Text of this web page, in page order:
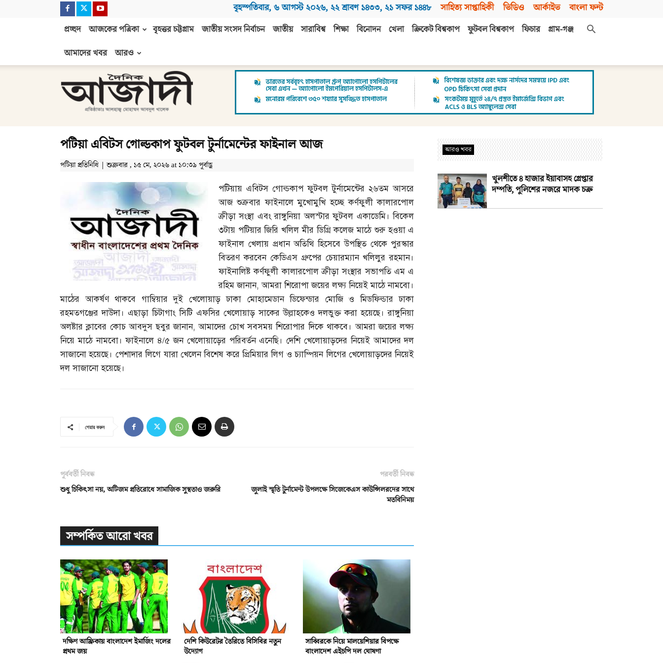
বৃহস্পতিবার, ৬ আগস্ট ২০২৬, ২২ শ্রাবণ ১৪৩৩, ২১ সফর ১৪৪৮ সাহিত্য সাপ্তাহিকী ভিডিও আর্কাইভ বাংলা ফন্ট
প্রচ্ছদ আজকের পত্রিকা বৃহত্তর চট্টগ্রাম জাতীয় সংসদ নির্বাচন জাতীয় সারাবিশ্ব শিক্ষা বিনোদন খেলা ক্রিকেট বিশ্বকাপ ফুটবল বিশ্বকাপ ফিচার
গ্রাম-গঞ্জ
আমাদের খবর
আরও
আজাদী
পটিয়া এবিটস গোল্ডকাপ ফুটবল টুর্নামেন্টের ফাইনাল আজ
পটিয়া প্রতিনিধি | শুক্রবার , ১৫ মে, ২০২৬ at ১০:৩৯ পূর্বাহ্ণ
পটিয়ায় এবিটস গোল্ডকাপ ফুটবল টুর্নামেন্টের ২৬তম আসরে
আজ শুক্রবার ফাইনালে মুখোমুখি হচ্ছে কর্ণফুলী কালারপোল
ক্রীড়া সংস্থা এবং রাঙ্গুনিয়া অলস্টার ফুটবল একাডেমি। বিকেল
৩টায় পটিয়ার জিরি খলিল মীর ডিগ্রি কলেজ মাঠে শুরু হওয়া এ
ফাইনাল খেলায় প্রধান অতিথি হিসেবে উপস্থিত থেকে পুরস্কার
বিতরণ করবেন কেডিএস গ্রুপের চেয়ারম্যান খলিলুর রহমান।
ফাইনালিষ্ট কর্ণফুলী কালারপোল ক্রীড়া সংস্থার সভাপতি এম এ
রহিম জানান,আমরা শিরোপা জয়ের লক্ষ্য নিয়েই মাঠে নামবো।
মাঠের আকর্ষণ থাকবে গাম্বিয়ার দুই খেলোয়াড় ঢাকা মোহামেডান ডিফেন্ডার মোজি ও মিডফিল্ডার ঢাকা
রহমতগঞ্জের দাউদা। এছাড়া চিটাগাং সিটি এফসির খেলোয়াড় সাকের উল্লাহকেও দলভুক্ত করা হয়েছে। রাঙ্গুনিয়া
অলষ্টার ক্লাবের কোচ আবদুস ছবুর জানান,আমাদের চোখ সবসময় শিরোপার দিকে থাকবে। আমরা জয়ের লক্ষ্য
নিয়ে মাঠে নামবো। ফাইনালে ৪/৫ জন খেলোয়াড়ের পরিবর্তন এনেছি। দেশি খেলোয়াড়দের নিয়েই আমাদের দল
সাজানো হয়েছে। পেশাদার লিগে যারা খেলেন বিশেষ করে প্রিমিয়ার লিগ ও চ্যাম্পিয়ন লিগের খেলোয়াড়দের নিয়েই
দল সাজানো হয়েছে।
শেয়ার করুন
পূর্ববর্তী নিবন্ধ
শুধু চিকিৎসা নয়, অটিজম প্রতিরোধে সামাজিক সুস্থতাও জরুরি
পরবর্তী নিবন্ধ
জুলাই স্মৃতি টুর্নামেন্ট উপলক্ষে সিজেকেএস কাউন্সিলরদের সাথে
মতবিনিময়
সম্পর্কিত আরো খবর
দক্ষিণ আফ্রিকায় বাংলাদেশ ইমার্জিং দলের
প্রথম জয়
দেশি কিউরেটর তৈরিতে বিসিবির নতুন
উদ্যোগ
সাব্বিরকে নিয়ে মালয়েশিয়ার বিপক্ষে
বাংলাদেশ এইচপি দল ঘোষণা
আরও খবর
খুলশীতে ৪ হাজার ইয়াবাসহ গ্রেপ্তার
দম্পতি, পুলিশের নজরে মাদক চক্র